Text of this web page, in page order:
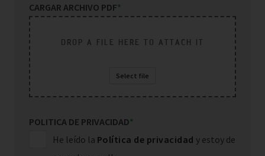
CARGAR ARCHIVO PDF*
DROP A FILE HERE TO ATTACH IT
Select file
POLITICA DE PRIVACIDAD*
He leído la Política de privacidad y estoy de